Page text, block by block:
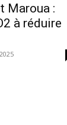
Maroua :
à réduire